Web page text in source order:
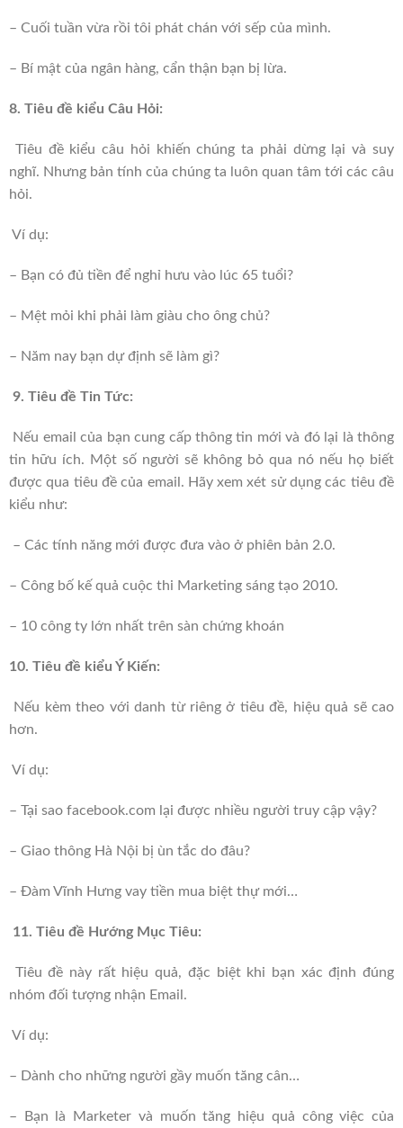
– Cuối tuần vừa rồi tôi phát chán với sếp của mình.
– Bí mật của ngân hàng, cẩn thận bạn bị lừa.
8. Tiêu đề kiểu Câu Hỏi:
Tiêu đề kiểu câu hỏi khiến chúng ta phải dừng lại và suy
nghĩ. Nhưng bản tính của chúng ta luôn quan tâm tới các câu
hỏi.
Ví dụ:
– Bạn có đủ tiền để nghỉ hưu vào lúc 65 tuổi?
– Mệt mỏi khi phải làm giàu cho ông chủ?
– Năm nay bạn dự định sẽ làm gì?
9. Tiêu đề Tin Tức:
Nếu email của bạn cung cấp thông tin mới và đó lại là thông
tin hữu ích. Một số người sẽ không bỏ qua nó nếu họ biết
được qua tiêu đề của email. Hãy xem xét sử dụng các tiêu đề
kiểu như:
– Các tính năng mới được đưa vào ở phiên bản 2.0.
– Công bố kế quả cuộc thi Marketing sáng tạo 2010.
– 10 công ty lớn nhất trên sàn chứng khoán
10. Tiêu đề kiểu Ý Kiến:
Nếu kèm theo với danh từ riêng ở tiêu đề, hiệu quả sẽ cao
hơn.
Ví dụ:
– Tại sao facebook.com lại được nhiều người truy cập vậy?
– Giao thông Hà Nội bị ùn tắc do đâu?
– Đàm Vĩnh Hưng vay tiền mua biệt thự mới…
11. Tiêu đề Hướng Mục Tiêu:
Tiêu đề này rất hiệu quả, đặc biệt khi bạn xác định đúng
nhóm đối tượng nhận Email.
Ví dụ:
– Dành cho những người gầy muốn tăng cân…
– Bạn là Marketer và muốn tăng hiệu quả công việc của